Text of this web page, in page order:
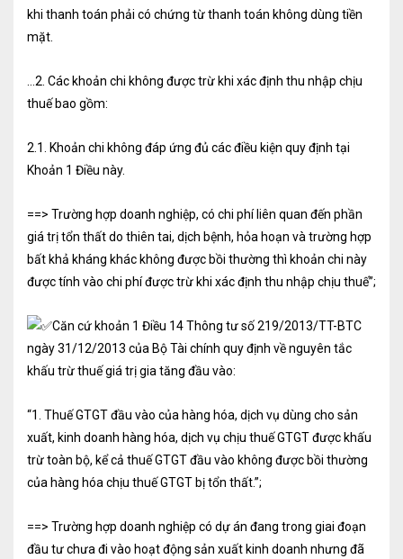
Hóa đơn điện tử
Dịch vụ Kiểm toán
Đào tạo nghề kế toán
Khóa học thuế
Khóa học kế toán
TIN TỨC VĂN BẢN PHÁP LUẬT TƯ VẤN HỎI ĐÁP
TUYỂN DỤNG LIÊN HỆ
khi thanh toán phải có chứng từ thanh toán không dùng tiền
mặt.
…2. Các khoản chi không được trừ khi xác định thu nhập chịu
thuế bao gồm:
2.1. Khoản chi không đáp ứng đủ các điều kiện quy định tại
Khoản 1 Điều này.
==> Trường hợp doanh nghiệp, có chi phí liên quan đến phần
giá trị tổn thất do thiên tai, dịch bệnh, hỏa hoạn và trường hợp
bất khả kháng khác không được bồi thường thì khoản chi này
được tính vào chi phí được trừ khi xác định thu nhập chịu thuế”;
Căn cứ khoản 1 Điều 14 Thông tư số 219/2013/TT-BTC
ngày 31/12/2013 của Bộ Tài chính quy định về nguyên tắc
khấu trừ thuế giá trị gia tăng đầu vào:
“1. Thuế GTGT đầu vào của hàng hóa, dịch vụ dùng cho sản
xuất, kinh doanh hàng hóa, dịch vụ chịu thuế GTGT được khấu
trừ toàn bộ, kể cả thuế GTGT đầu vào không được bồi thường
của hàng hóa chịu thuế GTGT bị tổn thất.”;
==> Trường hợp doanh nghiệp có dự án đang trong giai đoạn
đầu tư chưa đi vào hoạt động sản xuất kinh doanh nhưng đã